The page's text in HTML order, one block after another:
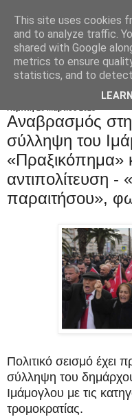
Αναβρασμός
σύλληψη του
«Πραξικόπημα»
αντιπολίτευση -
παραιτήσου»,
Πολιτικό σεισμό έχει
σύλληψη του
Ιμάμογλου με τις
τρομοκρατίας.
This site uses cookies
and to analyze traffic.
shared with Google
metrics to ensure
statistics, and to detect